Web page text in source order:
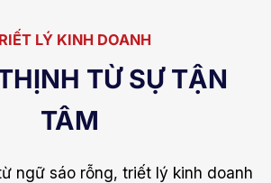
LÝ KINH DOANH
TỪ SỰ TẬN
TÂM
ngữ sáo rỗng, triết lý kinh doanh